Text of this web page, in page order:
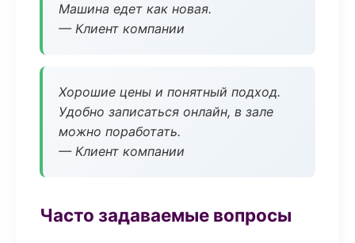
Машина едет как новая.
— Клиент компании
Хорошие цены и понятный подход.
Удобно записаться онлайн, в зале
можно поработать.
— Клиент компании
Часто задаваемые вопросы